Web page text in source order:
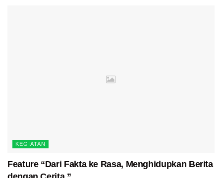
KEGIATAN
Feature “Dari Fakta ke Rasa, Menghidupkan Berita